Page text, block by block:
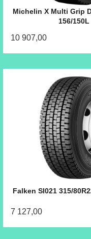
Michelin X Multi Grip
156/150L
10 907,00
Falken SI021 315/
7 127,00